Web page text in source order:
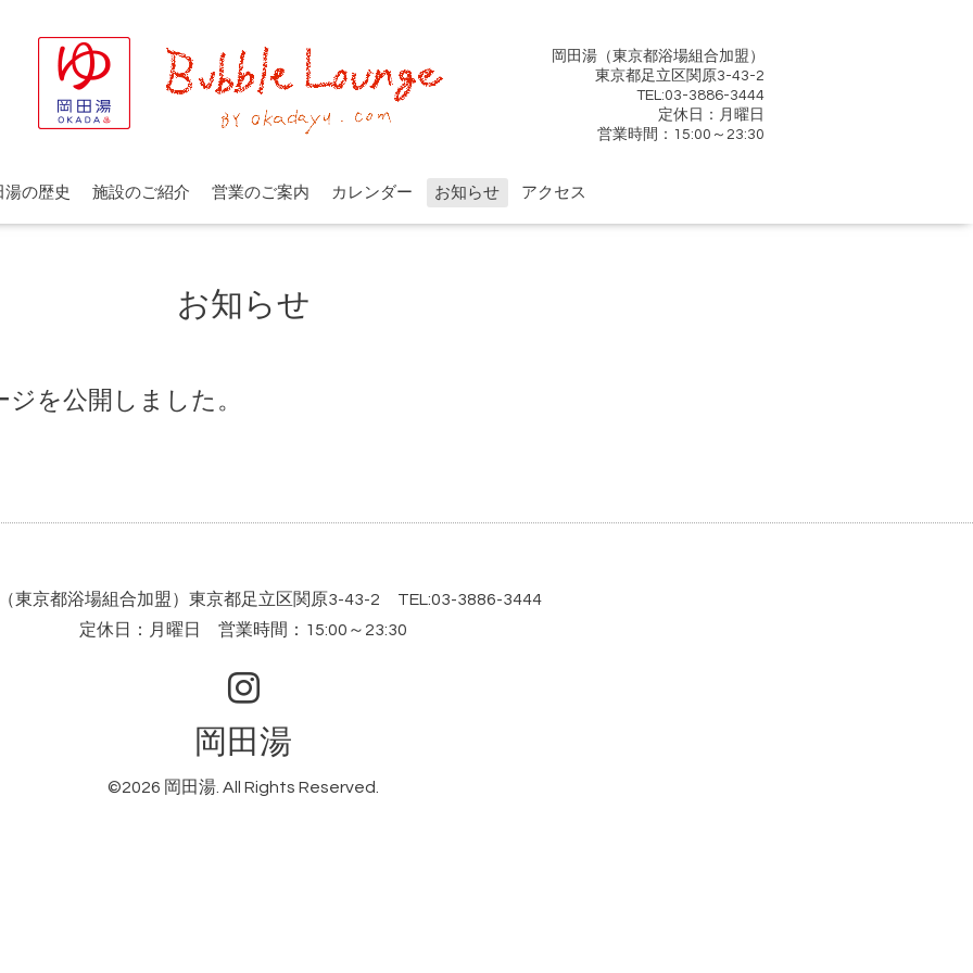
岡田湯（東京都浴場組合加盟）
東京都足立区関原3-43-2
TEL:03-3886-3444
定休日：月曜日
営業時間：15:00～23:30
湯の歴史 施設のご紹介 営業のご案内 カレンダー お知らせ アクセス
お知らせ
を公開しました。
東京都浴場組合加盟）東京都足立区関原3-43-2 TEL:03-3886-3444
定休日：月曜日 営業時間：15:00～23:30
岡田湯
©2026 岡田湯 . All Rights Reserved.